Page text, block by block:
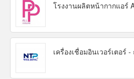
โรงงานผลิตหน้ากากแอร์
เครื่องเชื่อมอินเวอร์เตอร์